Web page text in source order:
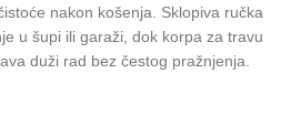
nakon košenja. Sklopiva ručka
u šupi ili garaži, dok korpa za travu
duži rad bez čestog pražnjenja.